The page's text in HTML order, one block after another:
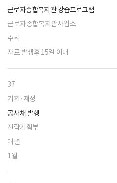
근로자종합복지관 강습프로그램
근로자종합복지관사업소
수시
자료 발생후 15일 이내
37
기획·재정
공사채 발행
전략기획부
매년
1월